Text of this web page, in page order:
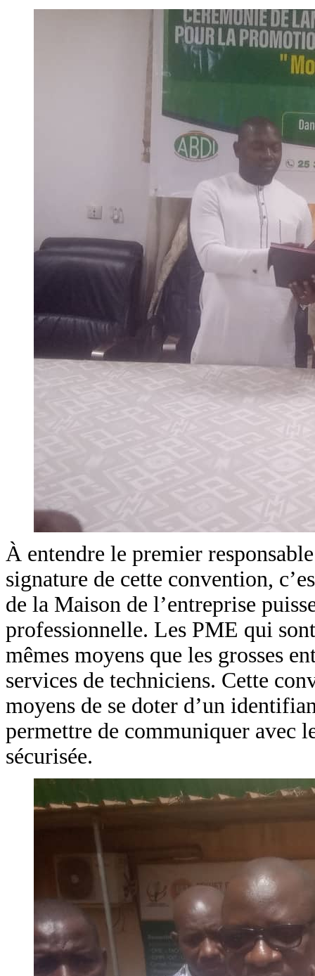
À entendre le premier
signature de cette convention,
de la Maison de l’entreprise
professionnelle. Les PME qui
mêmes moyens que les grosses
services de techniciens. Cette
moyens de se doter d’un
permettre de communiquer avec
sécurisée.